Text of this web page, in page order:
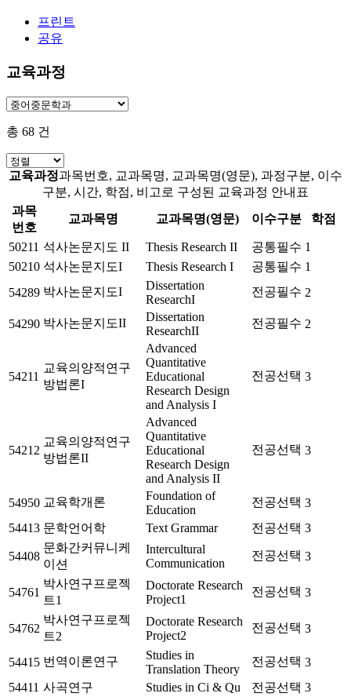
프린트
공유
교육과정
총 68 건
교육과정과목번호, 교과목명, 교과목명(영문), 과정구분, 이수
구분, 시간, 학점, 비고로 구성된 교육과정 안내표
과목
번호
교과목명 교과목명(영문) 이수구분 학점
50211 석사논문지도 II Thesis Research II 공통필수 1
50210 석사논문지도I Thesis Research I 공통필수 1
54289 박사논문지도I
Dissertation
ResearchI
전공필수 2
54290 박사논문지도II
Dissertation
ResearchII
전공필수 2
54211
교육의양적연구
방법론I
Advanced
Quantitative
Educational
Research Design
and Analysis I
전공선택 3
54212
교육의양적연구
방법론II
Advanced
Quantitative
Educational
Research Design
and Analysis II
전공선택 3
54950 교육학개론
Foundation of
Education
전공선택 3
54413 문학언어학 Text Grammar 전공선택 3
54408
문화간커뮤니케
이션
Intercultural
Communication
전공선택 3
54761
박사연구프로젝
트1
Doctorate Research
Project1
전공선택 3
54762
박사연구프로젝
트2
Doctorate Research
Project2
전공선택 3
54415 번역이론연구
Studies in
Translation Theory
전공선택 3
54411 사곡연구 Studies in Ci & Qu 전공선택 3